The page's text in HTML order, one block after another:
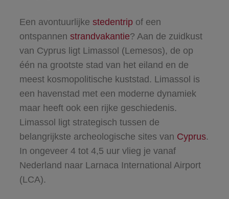
Een avontuurlijke stedentripof een
ontspannen strandvakantie? Aan de zuidkust
van Cyprus ligt Limassol (Lemesos), de op
één na grootste stad van het eiland en de
meest kosmopolitische kuststad. Limassol is
een havenstad met een moderne dynamiek
maar heeft ook een rijke geschiedenis.
Limassol ligt strategisch tussen de
belangrijkste archeologische sites van Cyprus.
In ongeveer 4 tot 4,5 uur vlieg je vanaf
Nederland naar Larnaca International Airport
(LCA).